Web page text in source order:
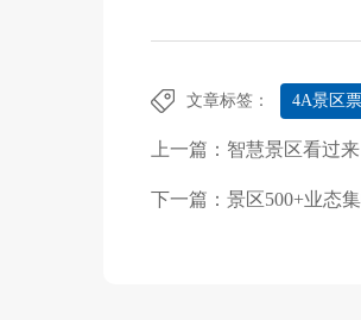
文章标签： 4A景区
上一篇： 智慧景区看过
下一篇： 景区500+业态